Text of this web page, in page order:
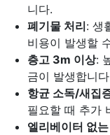
니다.
폐기물 처리: 생
비용이 발생할
층고 3m 이상:
금이 발생합니
항균 소독/새집
필요할 때 추가
엘리베이터 없